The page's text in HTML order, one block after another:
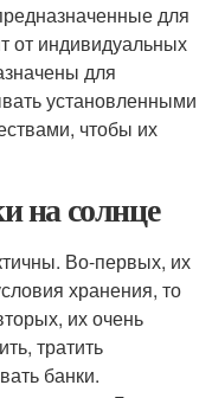
для
от индивидуальных
для
установленными
чтобы их
на солнце
Во-первых, их
хранения, то
их очень
тратить
банки.